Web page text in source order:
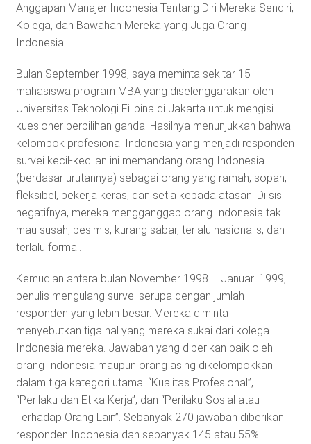
Anggapan Manajer Indonesia Tentang Diri Mereka Sendiri,
Kolega, dan Bawahan Mereka yang Juga Orang
Indonesia
Bulan September 1998, saya meminta sekitar 15
mahasiswa program MBA yang diselenggarakan oleh
Universitas Teknologi Filipina di Jakarta untuk mengisi
kuesioner berpilihan ganda. Hasilnya menunjukkan bahwa
kelompok profesional Indonesia yang menjadi responden
survei kecil-kecilan ini memandang orang Indonesia
(berdasar urutannya) sebagai orang yang ramah, sopan,
fleksibel, pekerja keras, dan setia kepada atasan. Di sisi
negatifnya, mereka mengganggap orang Indonesia tak
mau susah, pesimis, kurang sabar, terlalu nasionalis, dan
terlalu formal.
Kemudian antara bulan November 1998 – Januari 1999,
penulis mengulang survei serupa dengan jumlah
responden yang lebih besar. Mereka diminta
menyebutkan tiga hal yang mereka sukai dari kolega
Indonesia mereka. Jawaban yang diberikan baik oleh
orang Indonesia maupun orang asing dikelompokkan
dalam tiga kategori utama: “Kualitas Profesional”,
“Perilaku dan Etika Kerja”, dan “Perilaku Sosial atau
Terhadap Orang Lain”. Sebanyak 270 jawaban diberikan
responden Indonesia dan sebanyak 145 atau 55%